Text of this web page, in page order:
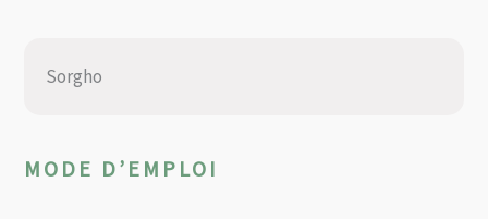
Sorgho
MODE D’EMPLOI